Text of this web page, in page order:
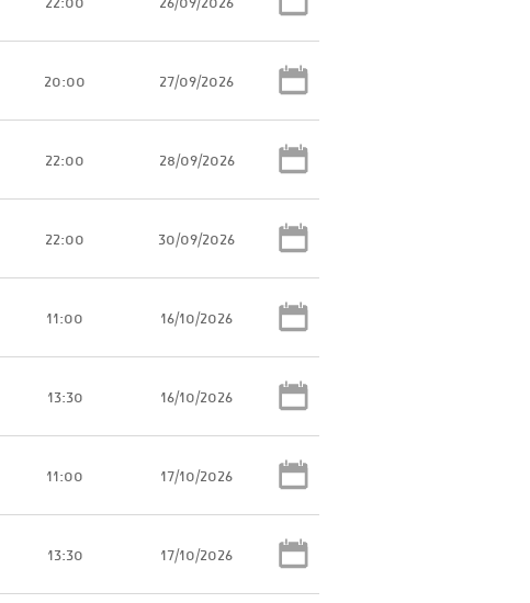
27/09/2026
20:00
28/09/2026
22:00
30/09/2026
22:00
16/10/2026
11:00
16/10/2026
13:30
17/10/2026
11:00
17/10/2026
13:30